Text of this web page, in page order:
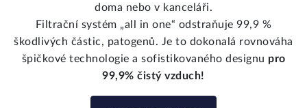
doma nebo v kanceláři.
Filtrační systém „all in one“ odstraňuje 99,9 %
škodlivých částic, patogenů. Je to dokonalá rovnováha
špičkové technologie a sofistikovaného designu pro
99,9% čistý vzduch!